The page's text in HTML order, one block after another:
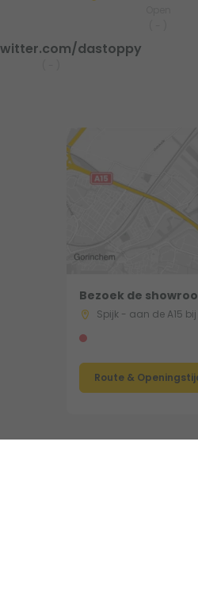
dastoppy
Bezoek de
Spijk - aan de A15
Route &